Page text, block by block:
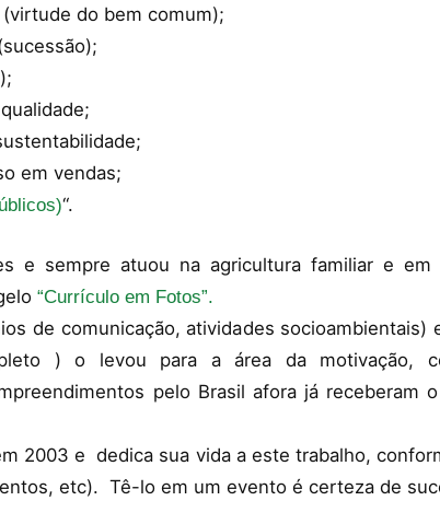
do bem comum);
em vendas;
“.
e sempre atuou na agricultura familiar e em
“Currículo em Fotos”.
de comunicação, atividades
) o levou para a área da motivação,
pelo Brasil afora já receberam
2003 e dedica sua vida a este trabalho,
etc). Tê-lo em um evento é certeza de